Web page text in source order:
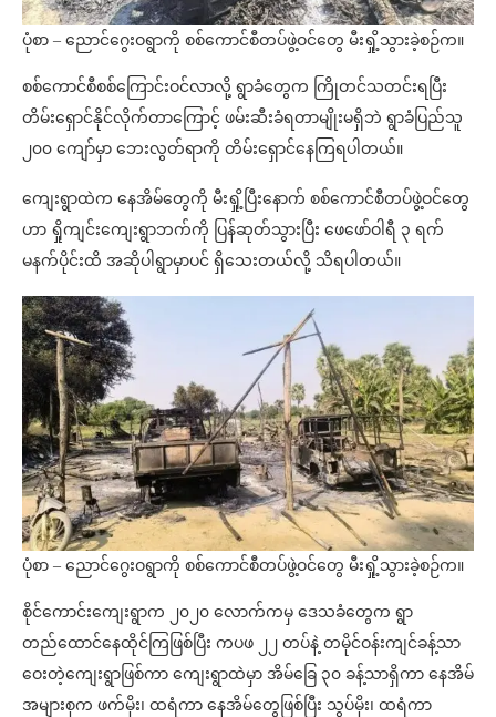
ပုံစာ – ညောင်ဂွေးဝရွာကို စစ်ကောင်စီတပ်ဖွဲ့ဝင်တွေ မီးရှို့သွားခဲ့စဉ်က။
စစ်ကောင်စီစစ်ကြောင်းဝင်လာလို့ ရွာခံတွေက ကြိုတင်သတင်းရပြီး
တိမ်းရှောင်နိုင်လိုက်တာကြောင့် ဖမ်းဆီးခံရတာမျိုးမရှိဘဲ ရွာခံပြည်သူ
၂၀၀ ကျော်မှာ ဘေးလွတ်ရာကို တိမ်းရှောင်နေကြရပါတယ်။
ကျေးရွာထဲက နေအိမ်တွေကို မီးရှို့ပြီးနောက် စစ်ကောင်စီတပ်ဖွဲ့ဝင်တွေ
ဟာ ရှိုကျင်းကျေးရွာဘက်ကို ပြန်ဆုတ်သွားပြီး ဖေဖော်ဝါရီ ၃ ရက်
မနက်ပိုင်းထိ အဆိုပါရွာမှာပင် ရှိ‌သေးတယ်လို့ သိရပါတယ်။
ပုံစာ – ညောင်ဂွေးဝရွာကို စစ်ကောင်စီတပ်ဖွဲ့ဝင်တွေ မီးရှို့သွားခဲ့စဉ်က။
စိုင်ကောင်းကျေးရွာက ၂၀၂၀ လောက်ကမှ ဒေသခံတွေက ရွာ
တည်ထောင်နေထိုင်ကြဖြစ်ပြီး ကပဖ ၂၂ တပ်နဲ့ တမိုင်ဝန်းကျင်ခန့်သာ
ဝေးတဲ့ကျေးရွာဖြစ်ကာ ကျေးရွာထဲမှာ အိမ်ခြေ ၃၀ ခန့်သာရှိကာ နေအိမ်
အများစုက ဖက်မိုး၊ ထရံကာ နေအိမ်တွေဖြစ်ပြီး သွပ်မိုး၊ ထရံကာ